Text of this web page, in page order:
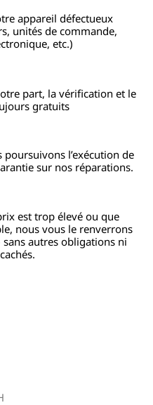
appareil défectueux
unités de commande,
etc.)
part, la vérification et le
gratuits
l’exécution de
sur nos réparations.
est trop élevé ou que
nous vous le renverrons
autres obligations ni